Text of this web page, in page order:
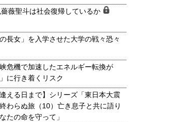
薇聖斗は社会復帰しているか
の長女」を入学させた大学の戦々恐々
危機で加速したエネルギー転換が
に行き着くリスク
逢える日まで】シリーズ「東日本大震
わらぬ旅（10）亡き息子と共に語り
たの命を守って」